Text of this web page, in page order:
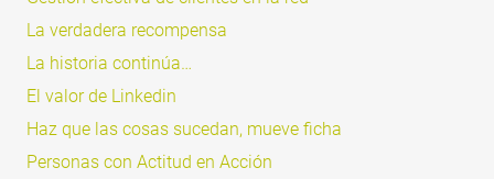
La verdadera recompensa
La historia continúa…
El valor de Linkedin
Haz que las cosas sucedan, mueve ficha
Personas con Actitud en Acción